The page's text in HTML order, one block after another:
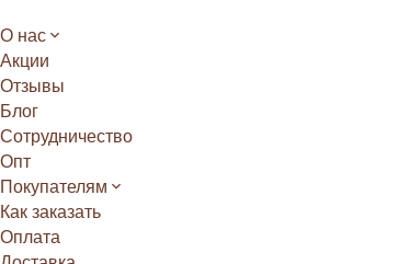
О нас
Акции
Отзывы
Блог
Сотрудничество
Опт
Покупателям
Как заказать
Оплата